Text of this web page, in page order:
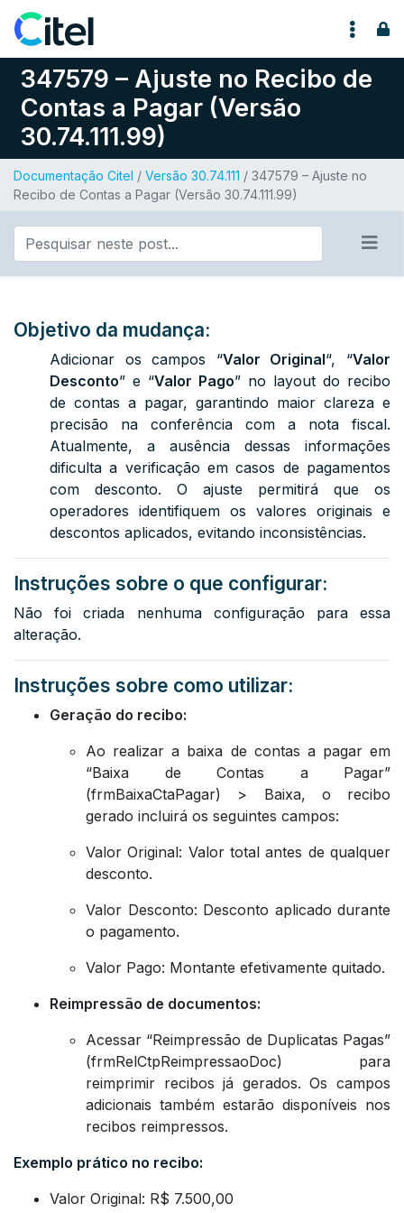
Pular para o conteúdo
347579 – Ajuste no Recibo de
Contas a Pagar (Versão
30.74.111.99)
Documentação Citel / Versão 30.74.111 / 347579 – Ajuste no
Recibo de Contas a Pagar (Versão 30.74.111.99)
Objetivo da mudança:
Adicionar os campos “Valor Original“, “Valor
Desconto” e “Valor Pago” no layout do recibo
de contas a pagar, garantindo maior clareza e
precisão na conferência com a nota fiscal.
Atualmente, a ausência dessas informações
dificulta a verificação em casos de pagamentos
com desconto. O ajuste permitirá que os
operadores identifiquem os valores originais e
descontos aplicados, evitando inconsistências.
Instruções sobre o que configurar:
Não foi criada nenhuma configuração para essa
alteração.
Instruções sobre como utilizar:
Geração do recibo:
Ao realizar a baixa de contas a pagar em
“Baixa de Contas a Pagar”
(frmBaixaCtaPagar) > Baixa, o recibo
gerado incluirá os seguintes campos:
Valor Original: Valor total antes de qualquer
desconto.
Valor Desconto: Desconto aplicado durante
o pagamento.
Valor Pago: Montante efetivamente quitado.
Reimpressão de documentos:
Acessar “Reimpressão de Duplicatas Pagas”
(frmRelCtpReimpressaoDoc) para
reimprimir recibos já gerados. Os campos
adicionais também estarão disponíveis nos
recibos reimpressos.
Exemplo prático no recibo:
Valor Original: R$ 7.500,00